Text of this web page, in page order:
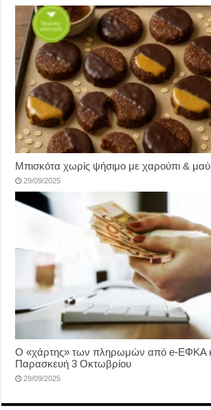
Μπισκότα χωρίς ψήσιμο με χαρούπι &
29/09/2025
Ο «χάρτης» των πληρωμών από e-ΕΦΚΑ
Παρασκευή 3 Οκτωβρίου
29/09/2025